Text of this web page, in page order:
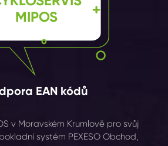
MIPOS
EAN kódů
v Moravském Krumlově pro svůj
systém PEXESO Obchod,